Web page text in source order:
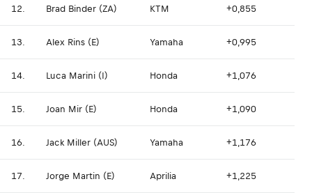
12. Brad Binder (ZA) KTM +0,855
13. Alex Rins (E) Yamaha +0,995
14. Luca Marini (I) Honda +1,076
15. Joan Mir (E) Honda +1,090
16. Jack Miller (AUS) Yamaha +1,176
17. Jorge Martin (E) Aprilia +1,225